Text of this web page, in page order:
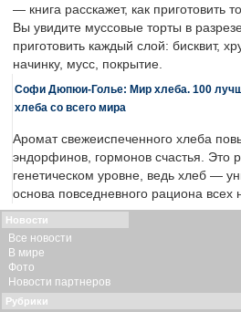
— книга расскажет, как приготовить
Вы увидите муссовые торты в
приготовить каждый слой: бисквит,
начинку, мусс, покрытие.
Софи Дюпюи-Голье: Мир хлеба. 100
хлеба со всего мира
Аромат свежеиспеченного хлеба
эндорфинов, гормонов счастья. Это
генетическом уровне, ведь хлеб —
основа повседневного рациона всех
Новости
Все новости
В мире
Фото
Новости партнеров
Рубрики